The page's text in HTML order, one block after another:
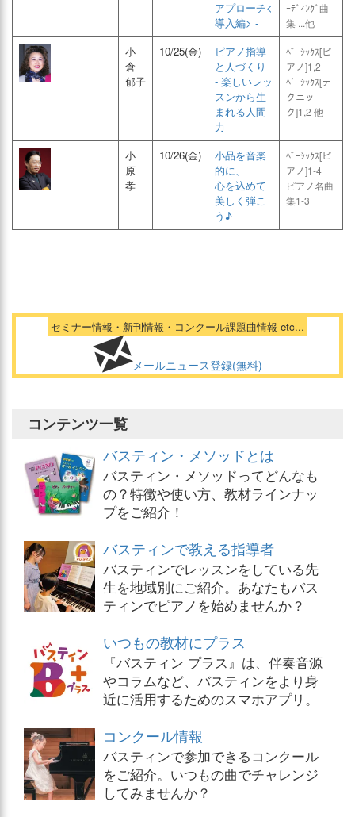
アプローチ<
導入編> -
ｰﾃﾞｨﾝｸﾞ曲
集 ...他
小
倉
郁子
10/25(金)
ピアノ指導
と人づくり
- 楽しいレッ
スンから生
まれる人間
力 -
ﾍﾞｰｼｯｸｽ[ピ
アノ]1,2
ﾍﾞｰｼｯｸｽ[テ
クニッ
ク]1,2 他
小
原
孝
10/26(金)
小品を音楽
的に、
心を込めて
美しく弾こ
う♪
ﾍﾞｰｼｯｸｽ[ピ
アノ]1-4
ピアノ名曲
集1-3
セミナー情報・新刊情報・コンクール課題曲情報 etc...
メールニュース登録(無料)
コンテンツ一覧
バスティン・メソッドとは
バスティン・メソッドってどんなも
の？特徴や使い方、教材ラインナッ
プをご紹介！
バスティンで教える指導者
バスティンでレッスンをしている先
生を地域別にご紹介。あなたもバス
ティンでピアノを始めませんか？
いつもの教材にプラス
『バスティン プラス』は、伴奏音源
やコラムなど、バスティンをより身
近に活用するためのスマホアプリ。
コンクール情報
バスティンで参加できるコンクール
をご紹介。いつもの曲でチャレンジ
してみませんか？